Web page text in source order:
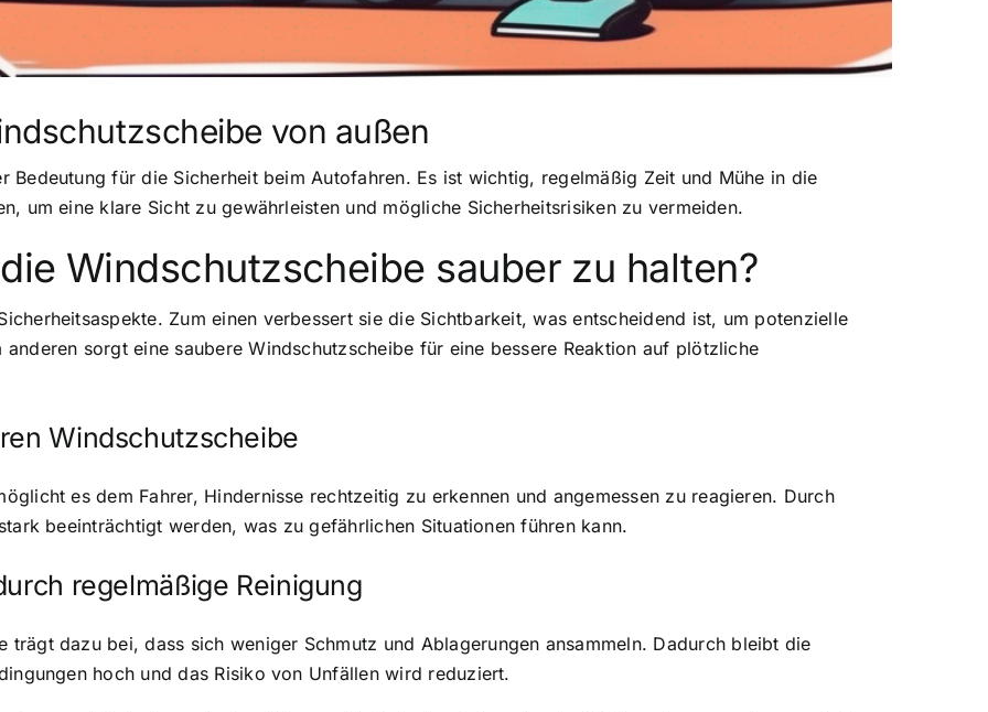
von außen
Bedeutung für die Sicherheit beim Autofahren. Es ist wichtig, regelmäßig Zeit und Mühe in die
um eine klare Sicht zu gewährleisten und mögliche Sicherheitsrisiken zu vermeiden.
Windschutzscheibe sauber zu halten?
Zum einen verbessert sie die Sichtbarkeit, was entscheidend ist, um potenzielle
sorgt eine saubere Windschutzscheibe für eine bessere Reaktion auf plötzliche
Windschutzscheibe
es dem Fahrer, Hindernisse rechtzeitig zu erkennen und angemessen zu reagieren. Durch
beeinträchtigt werden, was zu gefährlichen Situationen führen kann.
regelmäßige Reinigung
trägt dazu bei, dass sich weniger Schmutz und Ablagerungen ansammeln. Dadurch bleibt die
hoch und das Risiko von Unfällen wird reduziert.